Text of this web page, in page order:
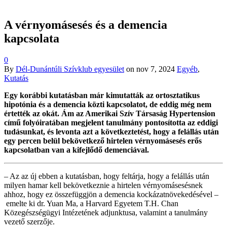
A vérnyomásesés és a demencia
kapcsolata
0
By Dél-Dunántúli Szívklub egyesület on nov 7, 2024 Egyéb,
Kutatás
Egy korábbi kutatásban már kimutatták az ortosztatikus
hipotónia és a demencia közti kapcsolatot, de eddig még nem
értették az okát. Ám az Amerikai Szív Társaság Hypertension
című folyóiratában megjelent tanulmány pontosította az eddigi
tudásunkat, és levonta azt a következtetést, hogy a felállás után
egy percen belül bekövetkező hirtelen vérnyomásesés erős
kapcsolatban van a kifejlődő demenciával.
– Az az új ebben a kutatásban, hogy feltárja, hogy a felállás után
milyen hamar kell bekövetkeznie a hirtelen vérnyomásesésnek
ahhoz, hogy ez összefüggjön a demencia kockázatnövekedésével –
emelte ki dr. Yuan Ma, a Harvard Egyetem T.H. Chan
Közegészségügyi Intézetének adjunktusa, valamint a tanulmány
vezető szerzője.